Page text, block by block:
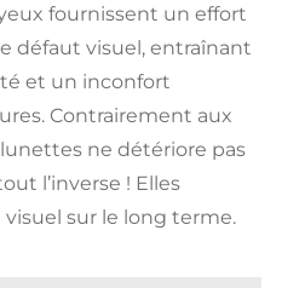
fournissent un effort
défaut visuel, entraînant
et un inconfort
Contrairement aux
ne détériore pas
l’inverse ! Elles
sur le long terme.